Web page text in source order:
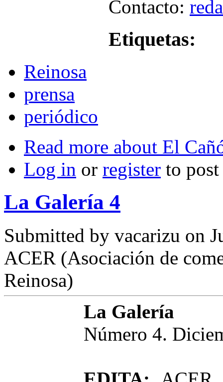
Contacto:
Etiquetas:
Reinosa
prensa
periódico
Read more about El
Log in or register to
La Galería 4
Submitted by vacarizu on
ACER (Asociación de
Reinosa)
La Galería
Número 4.